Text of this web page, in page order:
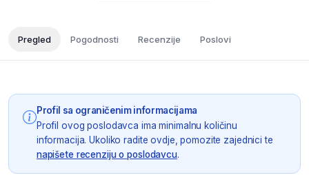
Pregled Pogodnosti Recenzije Poslovi
Profil sa ograničenim informacijama
Profil ovog poslodavca ima minimalnu količinu
informacija. Ukoliko radite ovdje, pomozite zajednici te
napišete recenziju o poslodavcu.